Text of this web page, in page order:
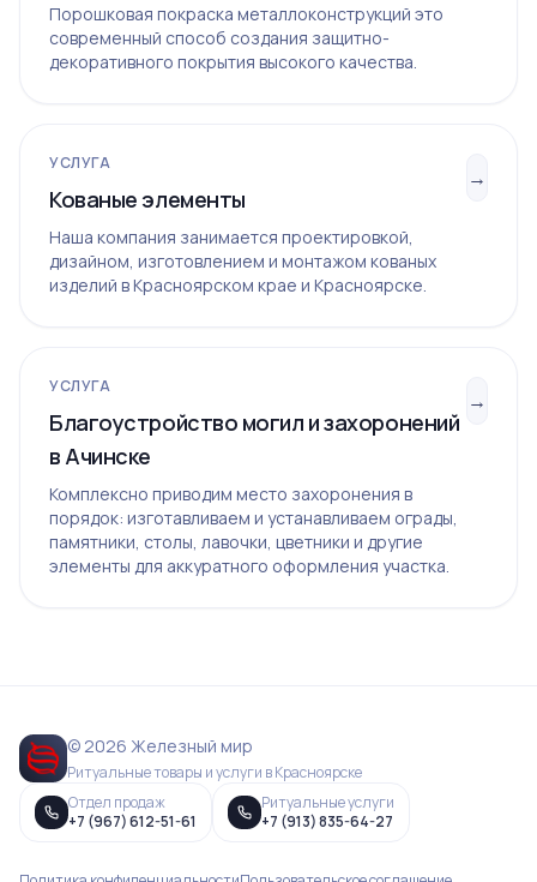
Порошковая покраска металлоконструкций это
современный способ создания защитно-
декоративного покрытия высокого качества.
УСЛУГА
Кованые элементы
Наша компания занимается проектировкой,
дизайном, изготовлением и монтажом кованых
изделий в Красноярском крае и Красноярске.
→
УСЛУГА
Благоустройство могил и захоронений
в Ачинске
Комплексно приводим место захоронения в
порядок: изготавливаем и устанавливаем ограды,
памятники, столы, лавочки, цветники и другие
элементы для аккуратного оформления участка.
→
© 2026 Железный мир
Ритуальные товары и услуги в Красноярске
Отдел продаж
+7 (967) 612-51-61
Ритуальные услуги
+7 (913) 835-64-27